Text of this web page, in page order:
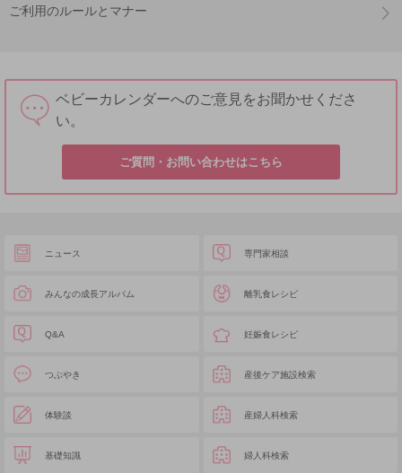
ご利用のルールとマナー
ベビーカレンダーへのご意見をお聞かせくださ
い。
ご質問・お問い合わせはこちら
ニュース
みんなの成長アルバム
Q&A
つぶやき
体験談
基礎知識
専門家相談
離乳食レシピ
妊娠食レシピ
産後ケア施設検索
産婦人科検索
婦人科検索